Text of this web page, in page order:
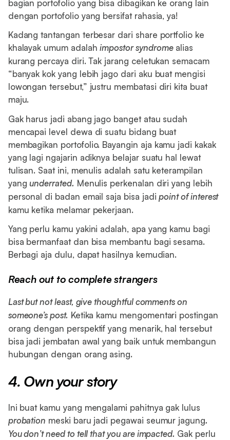
bagian portofolio yang bisa dibagikan ke orang lain
dengan portofolio yang bersifat rahasia, ya!
Kadang tantangan terbesar dari share portfolio ke
khalayak umum adalahimpostor syndromealias
kurang percaya diri. Tak jarang celetukan semacam
“banyak kok yang lebih jago dari aku buat mengisi
lowongan tersebut,” justru membatasi diri kita buat
maju.
Gak harus jadi abang jago banget atau sudah
mencapai level dewa di suatu bidang buat
membagikan portofolio. Bayangin aja kamu jadi kakak
yang lagi ngajarin adiknya belajar suatu hal lewat
tulisan. Saat ini, menulis adalah satu keterampilan
yangunderrated. Menulis perkenalan diri yang lebih
personal di badan email saja bisa jadipoint of interest
kamu ketika melamar pekerjaan.
Yang perlu kamu yakini adalah, apa yang kamu bagi
bisa bermanfaat dan bisa membantu bagi sesama.
Berbagi aja dulu, dapat hasilnya kemudian.
Reach out to complete strangers
Last but not least, give thoughtful comments on
someone’s post. Ketika kamu mengomentari postingan
orang dengan perspektif yang menarik, hal tersebut
bisa jadi jembatan awal yang baik untuk membangun
hubungan dengan orang asing.
4. Own your story
Ini buat kamu yang mengalami pahitnya gak lulus
probation meski baru jadi pegawai seumur jagung.
You don’t need to tell that you are impacted. Gak perlu